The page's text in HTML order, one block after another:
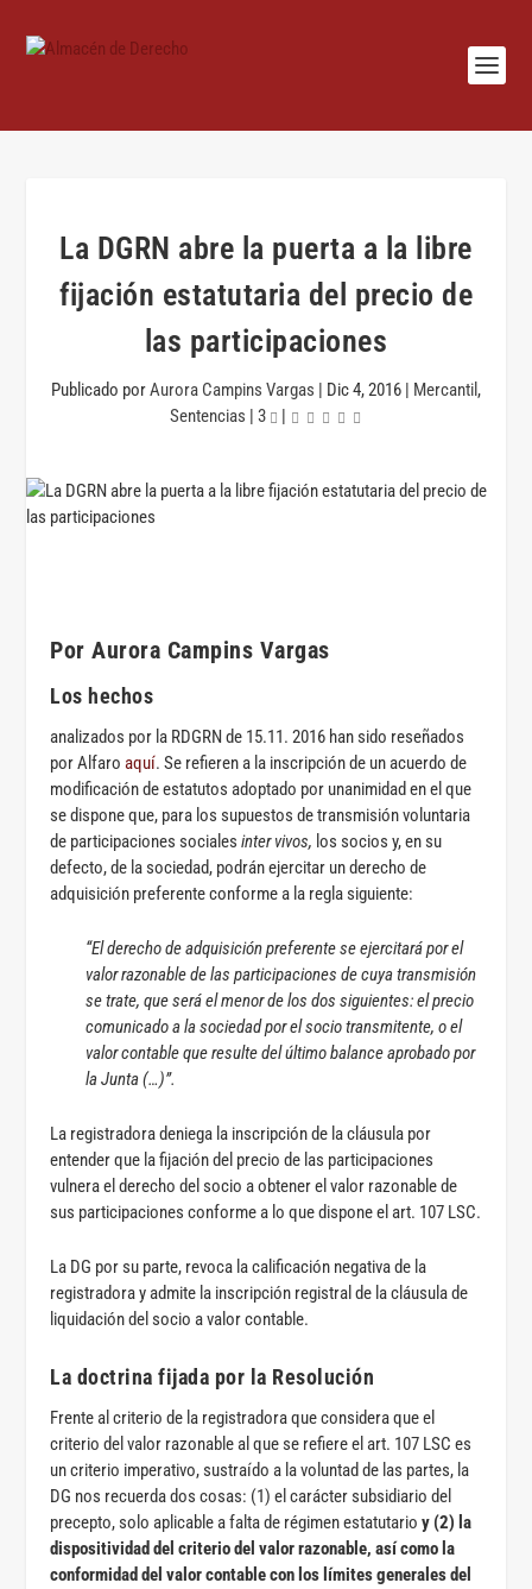
La DGRN abre la puerta a la libre
fijación estatutaria del precio de
las participaciones
Publicado porAurora Campins Vargas | Dic 4, 2016 | Mercantil ,
Sentencias | 3 |
Por Aurora Campins Vargas
Los hechos
analizados por la RDGRN de 15.11. 2016 han sido reseñados
por Alfaroaquí. Se refieren a la inscripción de un acuerdo de
modificación de estatutos adoptado por unanimidad en el que
se dispone que, para los supuestos de transmisión voluntaria
de participaciones socialesinter vivos, los socios y, en su
defecto, de la sociedad, podrán ejercitar un derecho de
adquisición preferente conforme a la regla siguiente:
“El derecho de adquisición preferente se ejercitará por el
valor razonable de las participaciones de cuya transmisión
se trate, que será el menor de los dos siguientes: el precio
comunicado a la sociedad por el socio transmitente, o el
valor contable que resulte del último balance aprobado por
la Junta (…)”.
La registradora deniega la inscripción de la cláusula por
entender que la fijación del precio de las participaciones
vulnera el derecho del socio a obtener el valor razonable de
sus participaciones conforme a lo que dispone el art. 107 LSC.
La DG por su parte, revoca la calificación negativa de la
registradora y admite la inscripción registral de la cláusula de
liquidación del socio a valor contable.
La doctrina fijada por la Resolución
Frente al criterio de la registradora que considera que el
criterio del valor razonable al que se refiere el art. 107 LSC es
un criterio imperativo, sustraído a la voluntad de las partes, la
DG nos recuerda dos cosas: (1) el carácter subsidiario del
precepto, solo aplicable a falta de régimen estatutarioy (2) la
dispositividad del criterio del valor razonable, así como la
conformidad del valor contable con los límites generales del